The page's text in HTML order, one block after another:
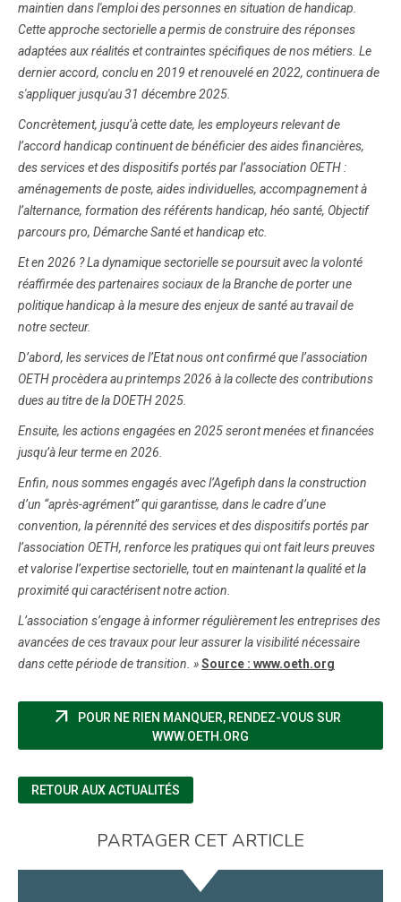
maintien dans l'emploi des personnes en situation de handicap.
Cette approche sectorielle a permis de construire des réponses
adaptées aux réalités et contraintes spécifiques de nos métiers. Le
dernier accord, conclu en 2019 et renouvelé en 2022, continuera de
s'appliquer jusqu'au 31 décembre 2025.
Concrètement, jusqu’à cette date, les employeurs relevant de
l’accord handicap continuent de bénéficier des aides financières,
des services et des dispositifs portés par l’association OETH :
aménagements de poste, aides individuelles, accompagnement à
l’alternance, formation des référents handicap, héo santé, Objectif
parcours pro, Démarche Santé et handicap etc.
Et en 2026 ? La dynamique sectorielle se poursuit avec la volonté
réaffirmée des partenaires sociaux de la Branche de porter une
politique handicap à la mesure des enjeux de santé au travail de
notre secteur.
D’abord, les services de l’Etat nous ont confirmé que l’association
OETH procèdera au printemps 2026 à la collecte des contributions
dues au titre de la DOETH 2025.
Ensuite, les actions engagées en 2025 seront menées et financées
jusqu’à leur terme en 2026.
Enfin, nous sommes engagés avec l’Agefiph dans la construction
d’un “après-agrément” qui garantisse, dans le cadre d’une
convention, la pérennité des services et des dispositifs portés par
l’association OETH, renforce les pratiques qui ont fait leurs preuves
et valorise l’expertise sectorielle, tout en maintenant la qualité et la
proximité qui caractérisent notre action.
L’association s’engage à informer régulièrement les entreprises des
avancées de ces travaux pour leur assurer la visibilité nécessaire
dans cette période de transition. »Source : www.oeth.org
arrow_outward
POUR NE RIEN MANQUER, RENDEZ-VOUS SUR
WWW.OETH.ORG
RETOUR AUX ACTUALITÉS
PARTAGER CET ARTICLE